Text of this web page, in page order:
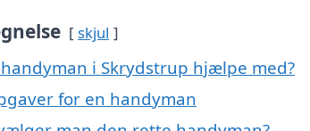
skjul
i Skrydstrup hjælpe med?
for en handyman